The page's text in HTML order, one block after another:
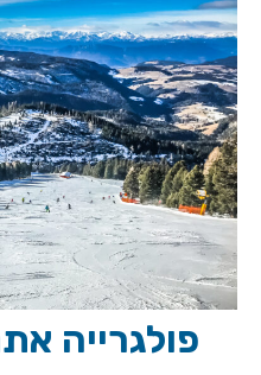
פולגרייה